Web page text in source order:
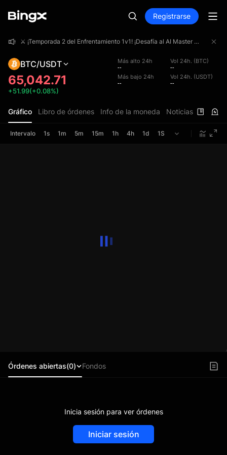
Registrarse
⚔️ ¡Temporada 2 del Enfrentamiento 1v1! ¡Desafía al AI Master uno contra uno y participa por una bolsa de premios de 4 000 000 USDT!
BTC/USDT
65,042.71
+51.99(+0.08%)
Más alto 24h
--
Vol 24h. (BTC)
--
Más bajo 24h
--
Vol 24h. (USDT)
--
Gráfico Libro de órdenes Info de la moneda Noticias
Intervalo 1s 1m 5m 15m 1h 4h 1d 1S
Órdenes abiertas(0) Fondos
Inicia sesión para ver órdenes
Iniciar sesión